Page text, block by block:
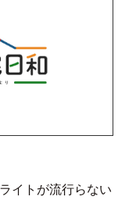
イトが流行らない